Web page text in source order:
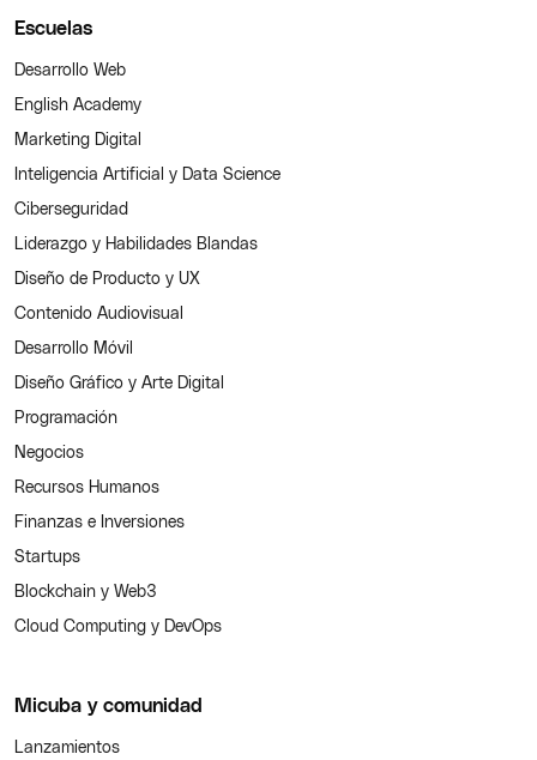
Escuelas
Desarrollo Web
English Academy
Marketing Digital
Inteligencia Artificial y Data Science
Ciberseguridad
Liderazgo y Habilidades Blandas
Diseño de Producto y UX
Contenido Audiovisual
Desarrollo Móvil
Diseño Gráfico y Arte Digital
Programación
Negocios
Recursos Humanos
Finanzas e Inversiones
Startups
Blockchain y Web3
Cloud Computing y DevOps
Micuba y comunidad
Lanzamientos